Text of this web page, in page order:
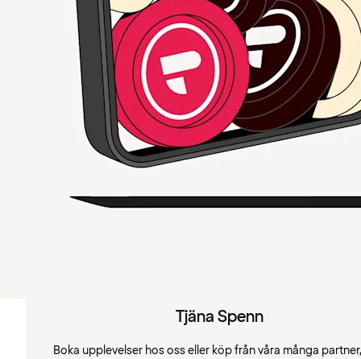
Tjäna Spenn
Boka upplevelser hos oss eller köp från våra många